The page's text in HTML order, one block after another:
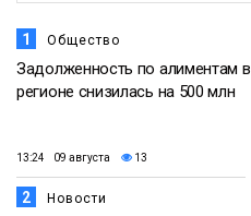
1 Общество
Задолженность по алиментам в
регионе снизилась на 500 млн
13:24 09 августа 13
2 Новости